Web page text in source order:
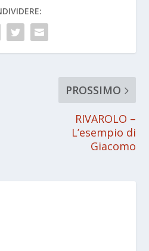
PROSSIMO
RIVAROLO –
L’esempio di
Giacomo